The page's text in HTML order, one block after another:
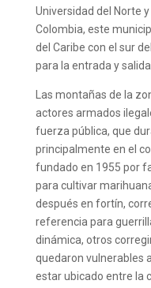
Universidad del Norte
Colombia, este
del Caribe con el sur
para la entrada y
Las montañas de la
actores armados
fuerza pública, que
principalmente en el
fundado en 1955 por
para cultivar
después en fortín,
referencia para
dinámica, otros
quedaron vulnerables
estar ubicado entre la